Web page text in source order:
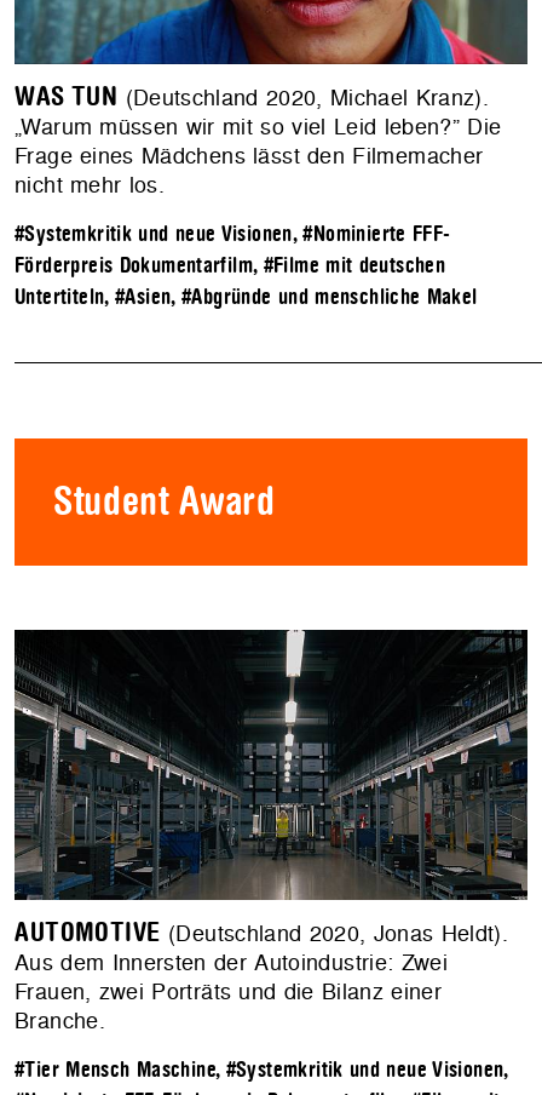
WAS TUN (Deutschland 2020, Michael Kranz).
„Warum müssen wir mit so viel Leid leben?” Die
Frage eines Mädchens lässt den Filmemacher
nicht mehr los.
#Systemkritik und neue Visionen,#Nominierte FFF-
Förderpreis Dokumentarfilm, #Filme mit deutschen
Untertiteln,#Asien, #Abgründe und menschliche Makel
Student Award
AUTOMOTIVE (Deutschland 2020, Jonas Heldt).
Aus dem Innersten der Autoindustrie: Zwei
Frauen, zwei Porträts und die Bilanz einer
Branche.
#Tier Mensch Maschine, #Systemkritik und neue Visionen,